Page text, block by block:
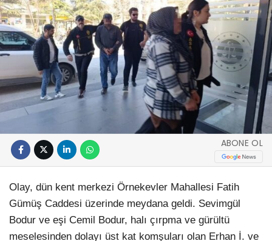
ABONE OL
Olay, dün kent merkezi Örnekevler Mahallesi Fatih
Gümüş Caddesi üzerinde meydana geldi. Sevimgül
Bodur ve eşi Cemil Bodur, halı çırpma ve gürültü
meselesinden dolayı üst kat komşuları olan Erhan İ. ve